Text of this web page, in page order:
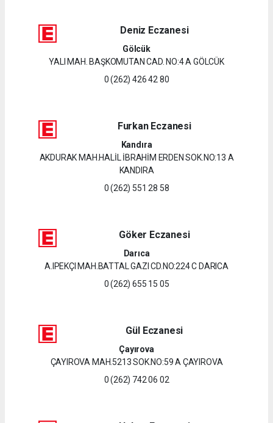
Deniz Eczanesi
Gölcük
YALI MAH. BAŞKOMUTAN CAD. NO:4 A GÖLCÜK
0 (262) 426 42 80
Furkan Eczanesi
Kandıra
AKDURAK MAH.HALİL İBRAHİM ERDEN SOK.NO:13 A
KANDIRA
0 (262) 551 28 58
Göker Eczanesi
Darıca
A.IPEKÇI MAH.BATTAL GAZI CD.NO:224 C DARICA
0 (262) 655 15 05
Gül Eczanesi
Çayırova
ÇAYIROVA MAH.5213 SOK.NO:59 A ÇAYIROVA
0 (262) 742 06 02